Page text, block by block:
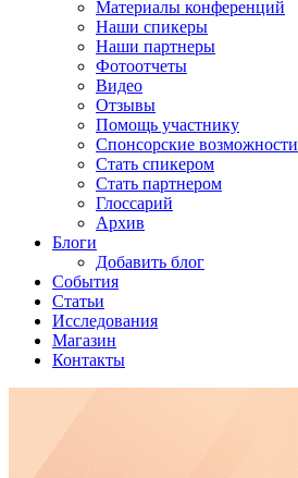
Материалы конференций
Наши спикеры
Наши партнеры
Фотоотчеты
Видео
Отзывы
Помощь участнику
Спонсорские возможности
Стать спикером
Стать партнером
Глоссарий
Архив
Блоги
Добавить блог
События
Статьи
Исследования
Магазин
Контакты